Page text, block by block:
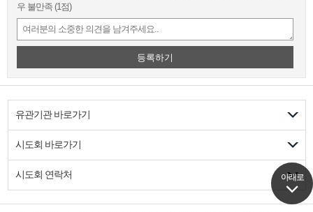
아래로
우 불만족 (1점)
등록하기
유관기관 바로가기
시도회 바로가기
시도회 연락처 아래로